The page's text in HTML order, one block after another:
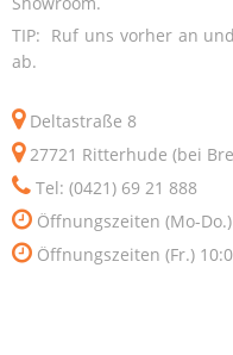
TIP: Ruf uns vorher an
ab.
Deltastraße 8
27721 Ritterhude (bei
Tel: (0421) 69 21 888
Öffnungszeiten (Mo-
Öffnungszeiten (Fr.)